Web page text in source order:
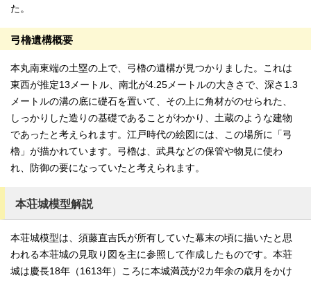
た。
弓櫓遺構概要
本丸南東端の土塁の上で、弓櫓の遺構が見つかりました。これは
東西が推定13メートル、南北が4.25メートルの大きさで、深さ1.3
メートルの溝の底に礎石を置いて、その上に角材がのせられた、
しっかりした造りの基礎であることがわかり、土蔵のような建物
であったと考えられます。江戸時代の絵図には、この場所に「弓
櫓」が描かれています。弓櫓は、武具などの保管や物見に使わ
れ、防御の要になっていたと考えられます。
本荘城模型解説
本荘城模型は、須藤直吉氏が所有していた幕末の頃に描いたと思
われる本荘城の見取り図を主に参照して作成したものです。本荘
城は慶長18年（1613年）ころに本城満茂が2カ年余の歳月をかけ